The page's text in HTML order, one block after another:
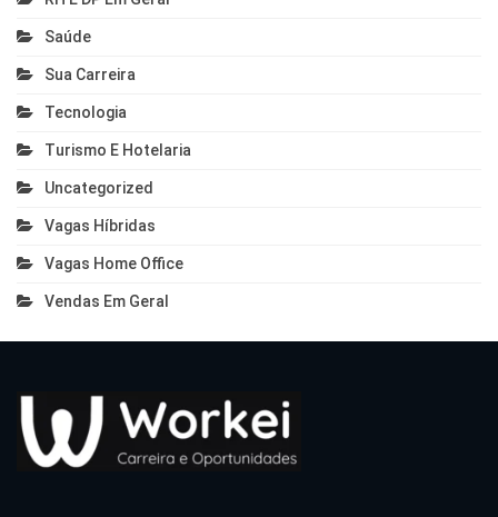
Saúde
Sua Carreira
Tecnologia
Turismo E Hotelaria
Uncategorized
Vagas Híbridas
Vagas Home Office
Vendas Em Geral